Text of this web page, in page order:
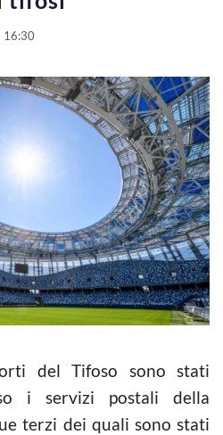
16:30
del Tifoso sono stati
i servizi postali della
terzi dei quali sono stati